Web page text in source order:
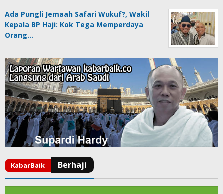
Ada Pungli Jemaah Safari Wukuf?, Wakil
Kepala BP Haji: Kok Tega Memperdaya
Orang…